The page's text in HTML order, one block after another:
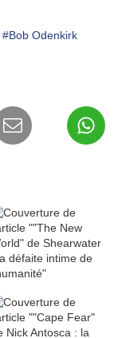
#Bob Odenkirk